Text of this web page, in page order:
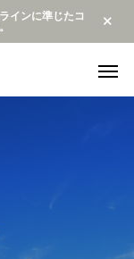
インに準じたコ
監修・プログ